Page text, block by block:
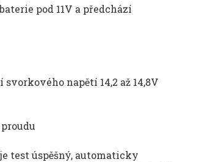
pod 11V a předchází
napětí 14,2 až 14,8V
test úspěšný, automaticky